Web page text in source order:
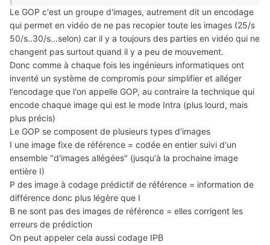
Le GOP c'est un groupe d'images, autrement dit un encodage
qui permet en vidéo de ne pas recopier toute les images (25/s
50/s..30/s...selon) car il y a toujours des parties en vidéo qui ne
changent pas surtout quand il y a peu de mouvement.
Donc comme à chaque fois les ingénieurs informatiques ont
inventé un système de compromis pour simplifier et alléger
l'encodage que l'on appelle GOP, au contraire la technique qui
encode chaque image qui est le mode Intra (plus lourd, mais
plus précis)
Le GOP se composent de plusieurs types d'images
I une image fixe de référence = codée en entier suivi d'un
ensemble "d'images allégées" (jusqu'à la prochaine image
entière I)
P des image à codage prédictif de référence = information de
différence donc plus légère que I
B ne sont pas des images de référence = elles corrigent les
erreurs de prédiction
On peut appeler cela aussi codage IPB